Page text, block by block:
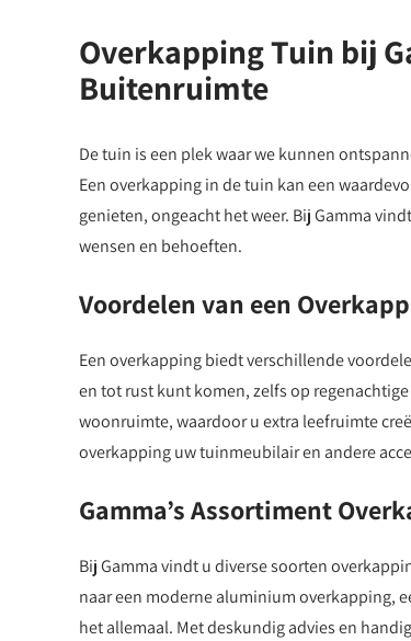
Overkapping Tuin bij
Buitenruimte
De tuin is een plek waar we kunnen
Een overkapping in de tuin kan een
genieten, ongeacht het weer. Bij Gamma
wensen en behoeften.
Voordelen van een
Een overkapping biedt verschillende
en tot rust kunt komen, zelfs op
woonruimte, waardoor u extra leefruimte
overkapping uw tuinmeubilair en andere
Gamma’s Assortiment
Bij Gamma vindt u diverse soorten
naar een moderne aluminium overkapping,
het allemaal. Met deskundig advies en